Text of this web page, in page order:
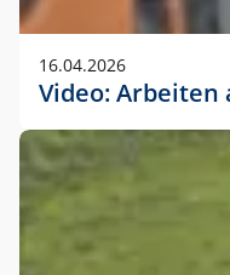
16.04.2026
Video: Arbeiten